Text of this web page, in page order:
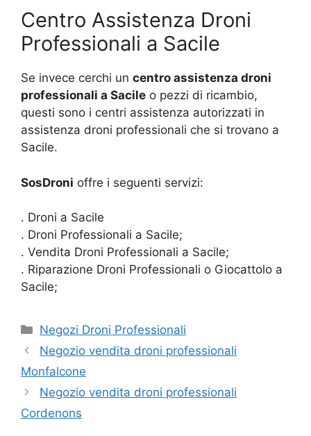
Centro Assistenza Droni
Professionali a Sacile
Se invece cerchi un centro assistenza droni
professionali a Sacile o pezzi di ricambio,
questi sono i centri assistenza autorizzati in
assistenza droni professionali che si trovano a
Sacile.
SosDroni offre i seguenti servizi:
. Droni a Sacile
. Droni Professionali a Sacile;
. Vendita Droni Professionali a Sacile;
. Riparazione Droni Professionali o Giocattolo a
Sacile;
Categorie
Negozi Droni Professionali
Negozio vendita droni professionali
Monfalcone
Negozio vendita droni professionali
Cordenons